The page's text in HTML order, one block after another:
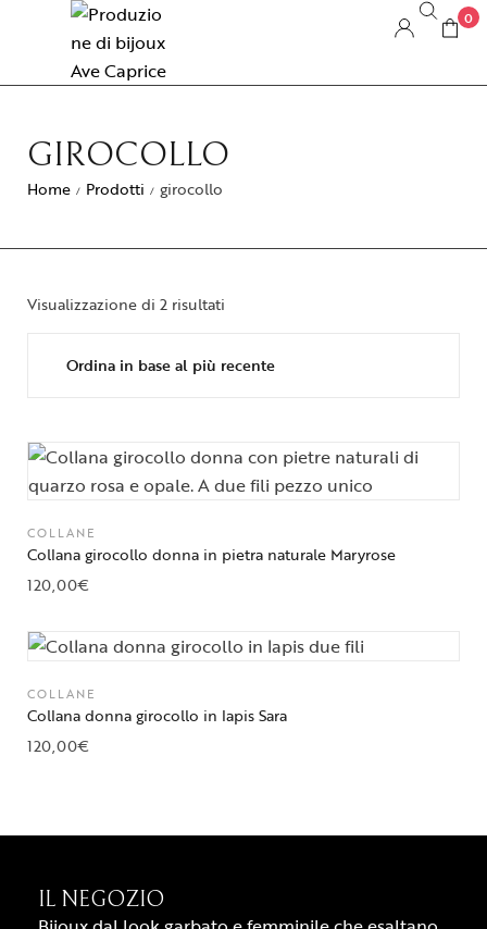
0
GIROCOLLO
Home / Prodotti / girocollo
Visualizzazione di 2 risultati
COLLANE
Collana girocollo donna in pietra naturale Maryrose
120,00€
COLLANE
Collana donna girocollo in lapis Sara
120,00€
IL NEGOZIO